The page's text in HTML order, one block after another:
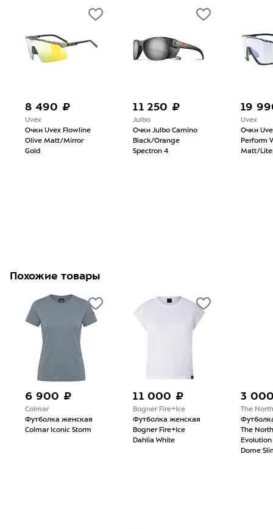
8 490 ₽
Uvex
Очки Uvex Flowline
Olive Matt/Mirror
Gold
11 250 ₽
Julbo
Очки Julbo Camino
Black/Orange
Spectron 4
19
Uvex
Очки
Perform
Matt/
Похожие товары
6 900 ₽
Colmar
Футболка женская
Colmar Iconic Storm
11 000 ₽
Bogner Fire+Ice
Футболка женская
Bogner Fire+Ice
Dahlia White
3
The
The
Dome